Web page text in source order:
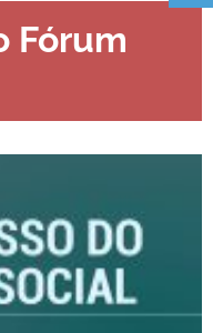
Fórum